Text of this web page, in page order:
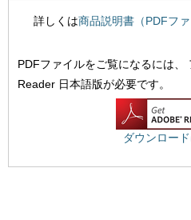
詳しくは商品説明書（PDFファ
PDFファイルをご覧になるには、
Reader 日本語版が必要です。
ダウンロー